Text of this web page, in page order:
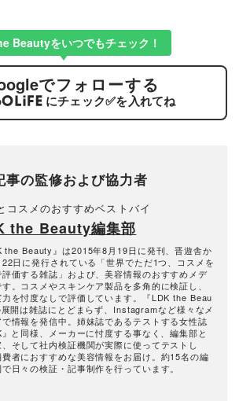
Beautyをいつでもチェック！
でフォローする
にチェック✅を入れてね
事の監修および協力者
コスメのおすすめベストバイ
the Beauty編集部
the Beauty』は2015年8月19日に発刊、晋遊舎か
22日に発行されている「世界でただ1つ、コスメを
価する雑誌」および、美容情報のおすすめメデ
す。コスメやスキンケア製品を多角的に検証し、
力を忖度なしで評価しています。『LDK the Beau
開は雑誌にとどまらず、Instagramなど様々なメ
情報を発信中。姉妹誌であるテストする女性誌
』と同様、メーカーに忖度する事なく、編集部と
そして社内検証機関が実際に使ってテストし
者におすすめな美容情報をお届け。約15名の編
日々の検証・記事制作を行っています。